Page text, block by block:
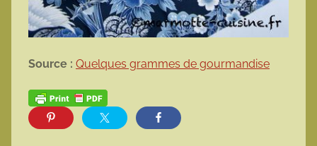
Source : Quelques grammes de gourmandise